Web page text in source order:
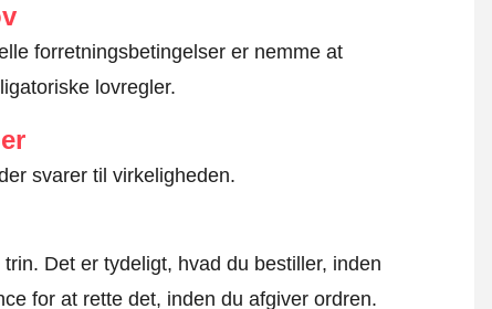
forretningsbetingelser er nemme at
lovregler.
svarer til virkeligheden.
Det er tydeligt, hvad du bestiller, inden
for at rette det, inden du afgiver ordren.